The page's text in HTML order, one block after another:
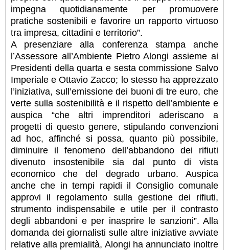
impegna quotidianamente per promuovere
pratiche sostenibili e favorire un rapporto virtuoso
tra impresa, cittadini e territorio”.
A presenziare alla conferenza stampa anche
l’Assessore all’Ambiente Pietro Alongi assieme ai
Presidenti della quarta e sesta commissione Salvo
Imperiale e Ottavio Zacco; lo stesso ha apprezzato
l’iniziativa, sull’emissione dei buoni di tre euro, che
verte sulla sostenibilità e il rispetto dell’ambiente e
auspica “che altri imprenditori aderiscano a
progetti di questo genere, stipulando convenzioni
ad hoc, affinché si possa, quanto più possibile,
diminuire il fenomeno dell’abbandono dei rifiuti
divenuto insostenibile sia dal punto di vista
economico che del degrado urbano. Auspica
anche che in tempi rapidi il Consiglio comunale
approvi il regolamento sulla gestione dei rifiuti,
strumento indispensabile e utile per il contrasto
degli abbandoni e per inasprire le sanzioni”. Alla
domanda dei giornalisti sulle altre iniziative avviate
relative alla premialità, Alongi ha annunciato inoltre